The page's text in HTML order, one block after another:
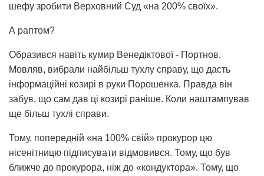
шефу зробити Верховний Суд «на 200% своїх».
А раптом?
Образився навіть кумир Венедіктової - Портнов.
Мовляв, вибрали найбільш тухлу справу, що дасть
інформаційні козирі в руки Порошенка. Правда він
забув, що сам дав ці козирі раніше. Коли наштампував
ще більш тухлі справи.
Тому, попередній «на 100% свій» прокурор цю
нісенітницю підписувати відмовився. Тому, що був
ближче до прокурора, ніж до «кондуктора». Тому, що